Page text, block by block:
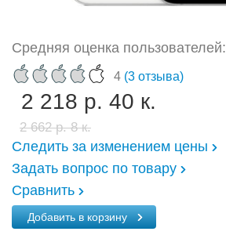
Средняя оценка пользователей:
4 (3 отзыва)
2 218 р. 40 к.
2 662 р. 8 к.
Следить за изменением цены
Задать вопрос по товару
Сравнить
Добавить в корзину